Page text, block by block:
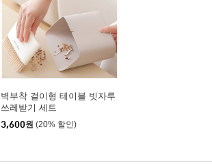
벽부착 걸이형 테이블 빗자루
쓰레받기 세트
3,600원 (20% 할인)